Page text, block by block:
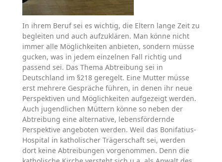
In ihrem Beruf sei es wichtig, die Eltern lange Zeit zu
begleiten und auch aufzuklären. Man könne nicht
immer alle Möglichkeiten anbieten, sondern müsse
gucken, was in jedem einzelnen Fall richtig und
passend sei. Das Thema Abtreibung sei in
Deutschland im §218 geregelt. Eine Mutter müsse
erst mehrere Gespräche führen, in denen ihr neue
Perspektiven und Möglichkeiten aufgezeigt werden.
Auch jugendlichen Müttern könne so neben der
Abtreibung eine alternative, lebensfördernde
Perspektive angeboten werden. Weil das Bonifatius-
Hospital in katholischer Trägerschaft sei, werden
dort keine Abtreibungen vorgenommen. Denn die